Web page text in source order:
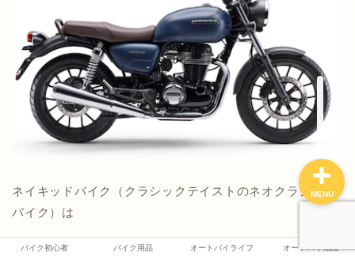
ネイキッドバイク（クラシックテイストのネオクラシック
バイク）は
バイク初心者 バイク用品 オートバイライフ オートバイ知識
MENU
バイク用品
オートバイライフ
オートバイ知識